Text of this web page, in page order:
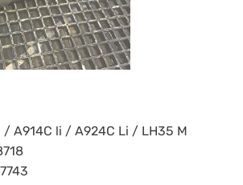
A914C li / A924C Li / LH35 M